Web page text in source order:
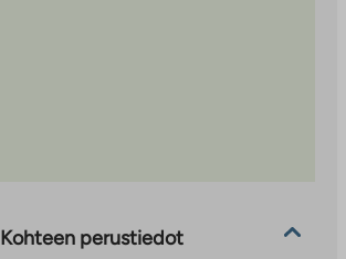
Kohteen perustiedot